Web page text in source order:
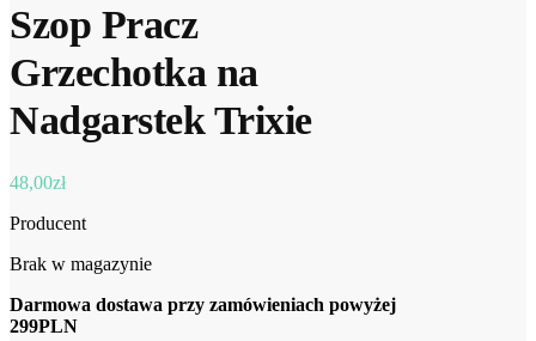
Szop Pracz
Grzechotka na
Nadgarstek Trixie
48,00zł
Producent
Brak w magazynie
Darmowa dostawa przy zamówieniach powyżej
299PLN